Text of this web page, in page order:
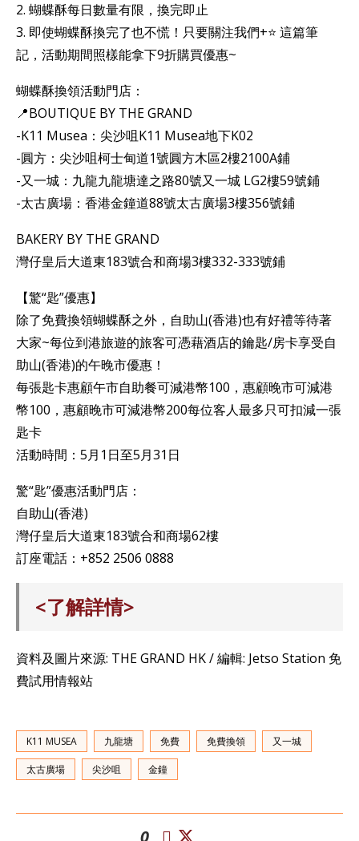
2. 蝴蝶酥每日數量有限，換完即止
3. 即使蝴蝶酥換完了也不慌！只要關注我們+⭐ 這篇筆
記，活動期間照樣能拿下9折購買優惠~
蝴蝶酥換領活動門店：
📍BOUTIQUE BY THE GRAND
-K11 Musea：尖沙咀K11 Musea地下K02
-圓方：尖沙咀柯士甸道1號圓方木區2樓2100A鋪
-又一城：九龍九龍塘達之路80號又一城 LG2樓59號鋪
-太古廣場：香港金鐘道88號太古廣場3樓356號鋪
BAKERY BY THE GRAND
灣仔皇后大道東183號合和商場3樓332-333號鋪
【驚“匙”優惠】
除了免費換領蝴蝶酥之外，自助山(香港)也有好禮等待著
大家~每位到港旅遊的旅客可憑藉酒店的鑰匙/房卡享受自
助山(香港)的午晚市優惠！
每張匙卡惠顧午市自助餐可減港幣100，惠顧晚市可減港
幣100，惠顧晚市可減港幣200每位客人最多只可扣減一張
匙卡
活動時間：5月1日至5月31日
驚“匙”優惠活動門店：
自助山(香港)
灣仔皇后大道東183號合和商場62樓
訂座電話：+852 2506 0888
<了解詳情>
資料及圖片來源: THE GRAND HK / 編輯: Jetso Station 免
費試用情報站
K11 MUSEA 九龍塘 免費 免費換領 又一城
太古廣場 尖沙咀 金鐘
0